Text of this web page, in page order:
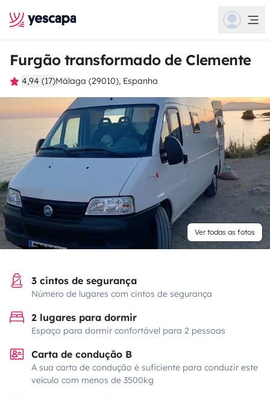
Furgão transformado de Clemente
4,94 (17)Málaga (29010), Espanha
Ver todas as fotos
3 cintos de segurança
Número de lugares com cintos de segurança
2 lugares para dormir
Espaço para dormir confortável para 2 pessoas
Carta de condução B
A sua carta de condução é suficiente para conduzir este
veículo com menos de 3500kg